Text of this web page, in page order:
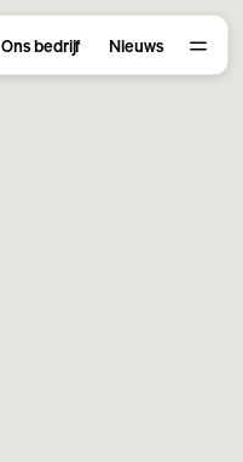
Ons bedrijf Nieuws